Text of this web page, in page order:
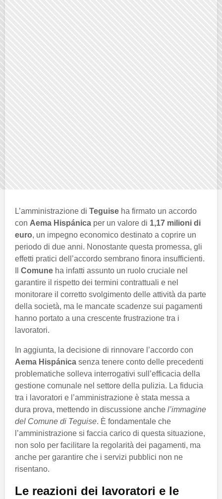
L’amministrazione di Teguise ha firmato un accordo
con Aema Hispánica per un valore di 1,17 milioni di
euro, un impegno economico destinato a coprire un
periodo di due anni. Nonostante questa promessa, gli
effetti pratici dell’accordo sembrano finora insufficienti.
Comune ha infatti assunto un ruolo cruciale nel
garantire il rispetto dei termini contrattuali e nel
monitorare il corretto svolgimento delle attività da parte
della società, ma le mancate scadenze sui pagamenti
hanno portato a una crescente frustrazione tra i
lavoratori.
In aggiunta, la decisione di rinnovare l’accordo con
Aema Hispánica senza tenere conto delle precedenti
problematiche solleva interrogativi sull’efficacia della
gestione comunale nel settore della pulizia. La fiducia
tra i lavoratori e l’amministrazione è stata messa a
dura prova, mettendo in discussione anche l’immagine
del Comune di Teguise. È fondamentale che
l’amministrazione si faccia carico di questa situazione,
non solo per facilitare la regolarità dei pagamenti, ma
anche per garantire che i servizi pubblici non ne
risentano.
Le reazioni dei lavoratori e le